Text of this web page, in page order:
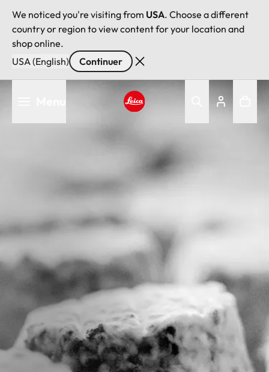
We noticed you're visiting from USA. Choose a different
country or region to view content for your location and
shop online.
USA (English)
Continuer